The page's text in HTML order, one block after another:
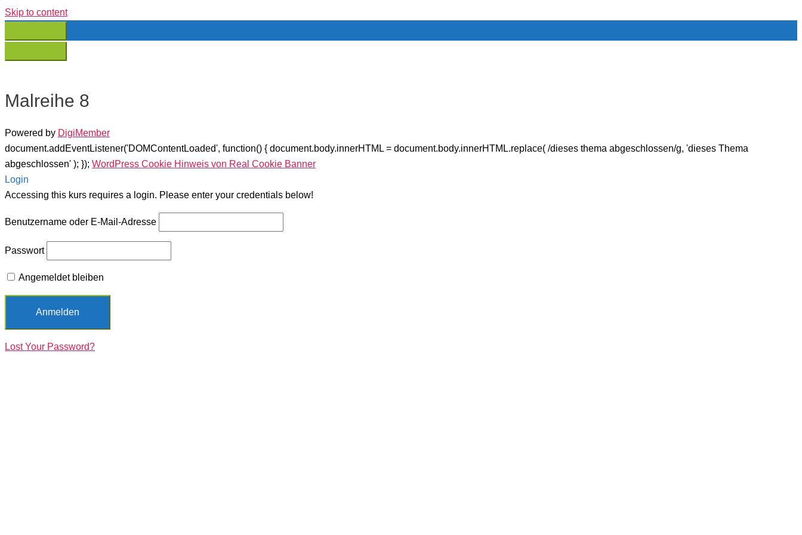
Skip to content
Malreihe 8
Powered by DigiMember
document.addEventListener('DOMContentLoaded', function() { document.body.innerHTML = document.body.innerHTML.replace( /dieses thema abgeschlossen/g, 'dieses Thema
abgeschlossen' ); }); WordPress Cookie Hinweis von Real Cookie Banner
Login
Accessing this kurs requires a login. Please enter your credentials below!
Benutzername oder E-Mail-Adresse
Passwort
Angemeldet bleiben
Lost Your Password?